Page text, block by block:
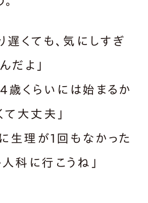
遅くても、気にしすぎ
だよ」
歳くらいには始まるか
て大丈夫」
生理が1回もなかった
科に行こうね」